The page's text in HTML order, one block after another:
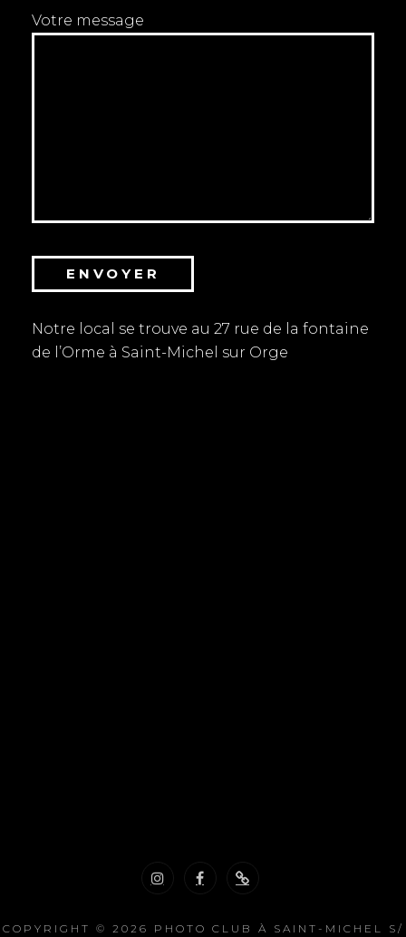
Votre message
Notre local se trouve au 27 rue de la fontaine
de l’Orme à Saint-Michel sur Orge
contacter
COPYRIGHT © 2026 PHOTO CLUB À SAINT-MICHEL S/